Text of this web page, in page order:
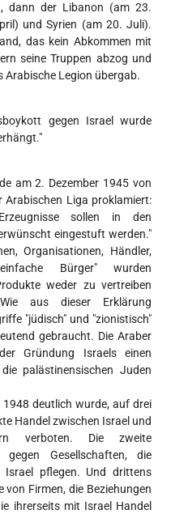
dann der Libanon (am 23.
und Syrien (am 20. Juli).
das kein Abkommen mit
seine Truppen abzog und
Arabische Legion übergab.
gegen Israel wurde
am 2. Dezember 1945 von
Arabischen Liga proklamiert:
sollen in den
eingestuft werden."
Organisationen, Händler,
Bürger" wurden
weder zu vertreiben
aus dieser Erklärung
"jüdisch" und "zionistisch"
gebraucht. Die Araber
Gründung Israels einen
palästinensischen Juden
deutlich wurde, auf drei
Handel zwischen Israel und
verboten. Die zweite
Gesellschaften, die
Israel pflegen. Und drittens
Firmen, die Beziehungen
ihrerseits mit Israel Handel